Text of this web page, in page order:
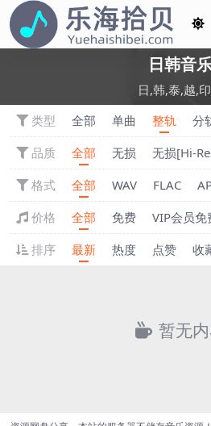
日韩音
日,韩,泰,越,
类型
全部 单曲 整轨
分
品质
全部 无损 无损[Hi-
格式
全部 WAV FLAC
价格
全部 免费 VIP会员免
排序
最新 热度 点赞 收
暂无